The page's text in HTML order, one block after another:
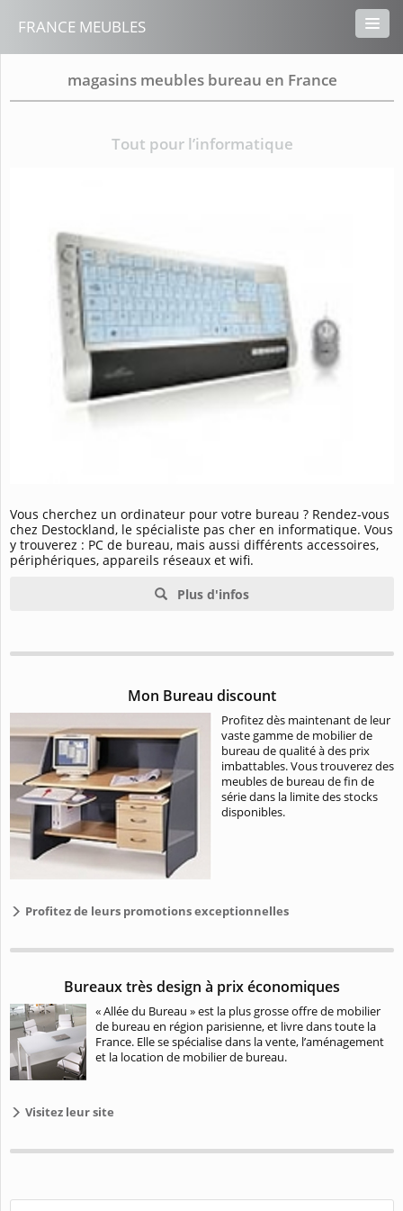
FRANCE MEUBLES
magasins meubles bureau en France
Tout pour l’informatique
Vous cherchez un ordinateur pour votre bureau ? Rendez-vous
chez Destockland, le spécialiste pas cher en informatique. Vous
y trouverez : PC de bureau, mais aussi différents accessoires,
périphériques, appareils réseaux et wifi.
Plus d'infos
Mon Bureau discount
Profitez dès maintenant de leur
vaste gamme de mobilier de
bureau de qualité à des prix
imbattables. Vous trouverez des
meubles de bureau de fin de
série dans la limite des stocks
disponibles.
Profitez de leurs promotions exceptionnelles
Bureaux très design à prix économiques
« Allée du Bureau » est la plus grosse offre de mobilier
de bureau en région parisienne, et livre dans toute la
France. Elle se spécialise dans la vente, l’aménagement
et la location de mobilier de bureau.
Visitez leur site